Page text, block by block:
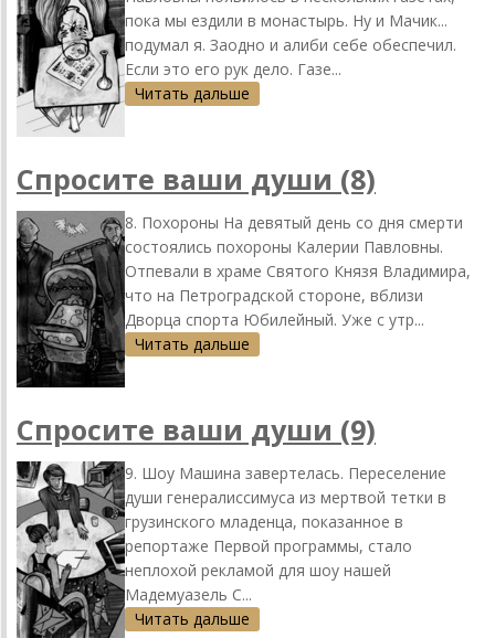
пока мы ездили в монастырь. Ну и Мачик...
подумал я. Заодно и алиби себе обеспечил.
Если это его рук дело. Газе...
Читать дальше
Спросите ваши души (8)
8. Похороны На девятый день со дня смерти
состоялись похороны Калерии Павловны.
Отпевали в храме Святого Князя Владимира,
что на Петроградской стороне, вблизи
Дворца спорта Юбилейный. Уже с утр...
Читать дальше
Спросите ваши души (9)
9. Шоу Машина завертелась. Переселение
души генералиссимуса из мертвой тетки в
грузинского младенца, показанное в
репортаже Первой программы, стало
неплохой рекламой для шоу нашей
Мадемуазель С...
Читать дальше